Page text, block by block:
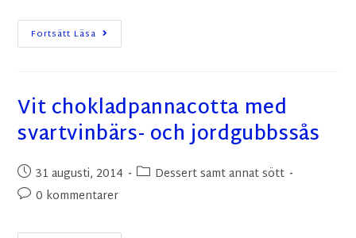
Fortsätt Läsa
Vit chokladpannacotta med
svartvinbärs- och jordgubbssås
31 augusti, 2014
Dessert samt annat sött
0 kommentarer